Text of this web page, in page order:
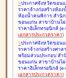
>ประกาศจังหวัดขอนแ
ราคาจ้างก่อสร้างห้อง
ห้องน้ำคนพิการ สำนั
ขอนแก่น สาขาบ้านไผ่
ราคาอิเล็กทรอนิกส์
เอกสารประกวดราคา)
>ประกาศจังหวัดขอนแ
ราคาจ้างก่อสร้างศา
พร้อมส่วนประกอบ ส
ขอนแก่น สาขาบ้านไผ่
ราคาอิเล็กทรอนิกส์
เอกสารประกวดราคา)